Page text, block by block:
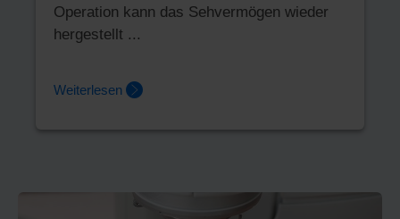
Operation kann das Sehvermögen wieder
hergestellt ...
Weiterlesen